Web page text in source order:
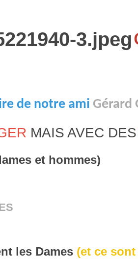
de notre ami Gérard
MAIS AVEC DES
et hommes)
les Dames (et ce